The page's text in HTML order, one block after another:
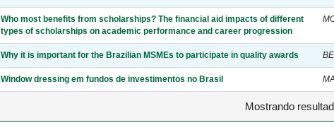
Who most benefits from scholarships? The financial aid impacts of different
types of scholarships on academic performance and career progression
Why it is important for the Brazilian MSMEs to participate in quality awards
Window dressing em fundos de investimentos no Brasil
Mostrando